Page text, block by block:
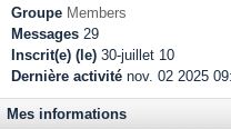
Groupe Members
Messages 29
Inscrit(e) (le) 30-juillet 10
Dernière activité nov. 02 2025
Mes informations